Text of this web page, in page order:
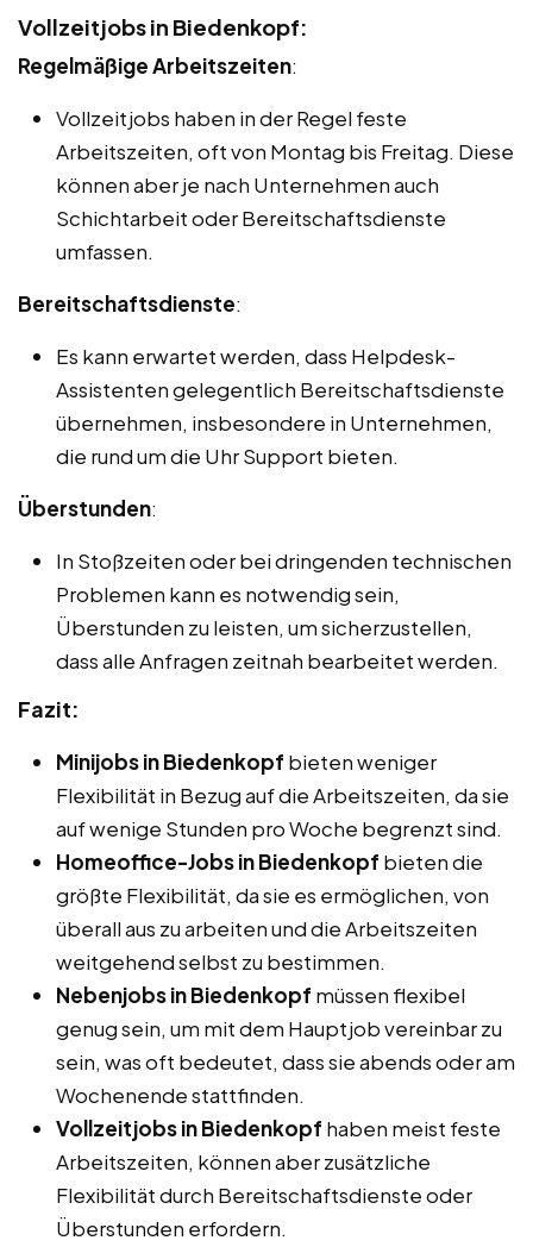
Vollzeitjobs in Biedenkopf:
Regelmäßige Arbeitszeiten:
Vollzeitjobs haben in der Regel feste
Arbeitszeiten, oft von Montag bis Freitag. Diese
können aber je nach Unternehmen auch
Schichtarbeit oder Bereitschaftsdienste
umfassen.
Bereitschaftsdienste:
Es kann erwartet werden, dass Helpdesk-
Assistenten gelegentlich Bereitschaftsdienste
übernehmen, insbesondere in Unternehmen,
die rund um die Uhr Support bieten.
Überstunden:
In Stoßzeiten oder bei dringenden technischen
Problemen kann es notwendig sein,
Überstunden zu leisten, um sicherzustellen,
dass alle Anfragen zeitnah bearbeitet werden.
Fazit:
Minijobs in Biedenkopf bieten weniger
Flexibilität in Bezug auf die Arbeitszeiten, da sie
auf wenige Stunden pro Woche begrenzt sind.
Homeoffice-Jobs in Biedenkopf bieten die
größte Flexibilität, da sie es ermöglichen, von
überall aus zu arbeiten und die Arbeitszeiten
weitgehend selbst zu bestimmen.
Nebenjobs in Biedenkopf müssen flexibel
genug sein, um mit dem Hauptjob vereinbar zu
sein, was oft bedeutet, dass sie abends oder am
Wochenende stattfinden.
Vollzeitjobs in Biedenkopf haben meist feste
Arbeitszeiten, können aber zusätzliche
Flexibilität durch Bereitschaftsdienste oder
Überstunden erfordern.